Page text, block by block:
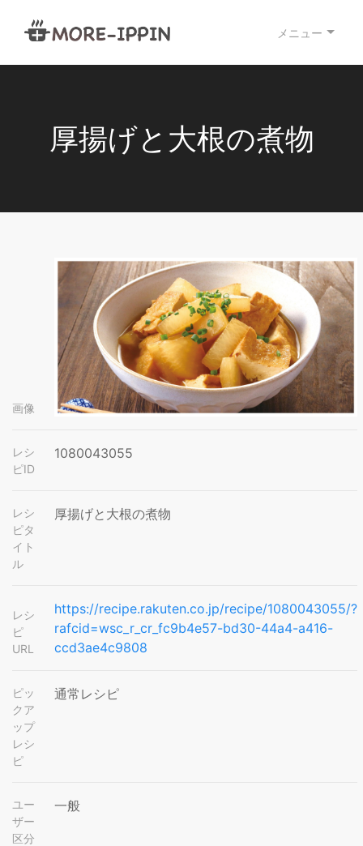
メニュー
厚揚げと大根の煮物
画像
レシ
ピID
1080043055
レシ
ピタ
イト
ル
厚揚げと大根の煮物
レシ
ピ
URL
https://recipe.rakuten.co.jp/recipe/1080043055/?
rafcid=wsc_r_cr_fc9b4e57-bd30-44a4-a416-
ccd3ae4c9808
ピッ
クア
ップ
レシ
ピ
通常レシピ
ユー
ザー
区分
一般